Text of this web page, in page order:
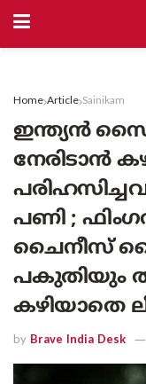
Home Article Sainikam
ഇന്ത്യൻ
നേരിടാൻ
പണി ;
ചൈനീസ്
പകുതിയും
കഴിയാതെ
by Brave India Desk